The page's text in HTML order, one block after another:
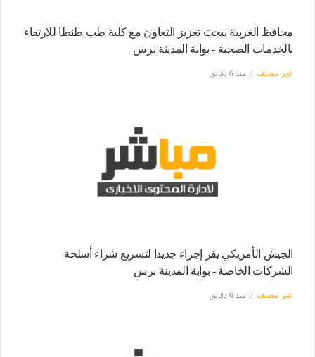
محافظ الغربية يبحث تعزيز التعاون مع كلية طب طنطا للارتقاء
بالخدمات الصحية - بوابة المدينة برس
غير مصنف منذ 6 دقائق
الجيش الأمريكي يقر إجراء جديدا لتسريع شراء أسلحة
الشركات الخاصة - بوابة المدينة برس
غير مصنف منذ 6 دقائق